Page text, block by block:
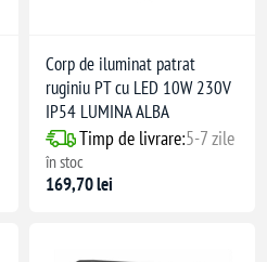
Corp de iluminat patrat
ruginiu PT cu LED 10W 230V
IP54 LUMINA ALBA
Timp de livrare:5-7 zile
în stoc
169,70 lei